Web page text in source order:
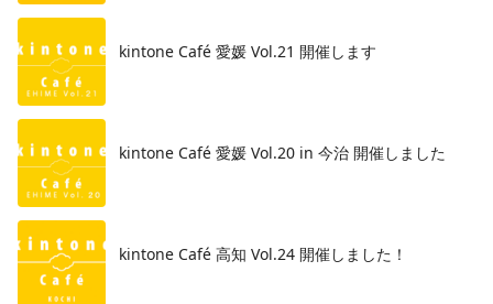
kintone Café 愛媛 Vol.21 開催します
kintone Café 愛媛 Vol.20 in 今治 開催しました
kintone Café 高知 Vol.24 開催しました！